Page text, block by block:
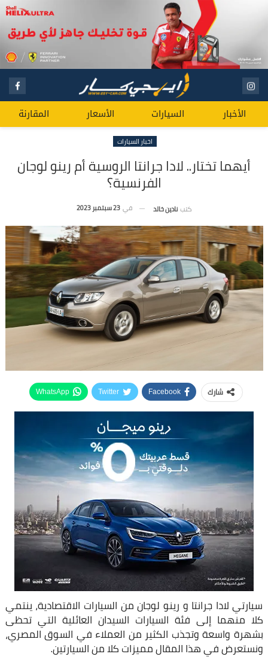
الأخبار السيارات الأسعار المقارنة
اخبار السيارات
أيهما تختار.. لادا جرانتا الروسية أم رينو لوجان
الفرنسية؟
كتب نادين خالد في 23 سبتمبر 2023
شارك Facebook
Twitter
WhatsApp
سيارتي لادا جرانتا و رينو لوجان من السيارات الاقتصادية، ينتمي
كلا منهما إلى فئة السيارات السيدان العائلية التي تحظى
بشهرة واسعة وتجذب الكثير من العملاء في السوق المصري،
ونستعرض في هذا المقال مميزات كلا من السيارتين.